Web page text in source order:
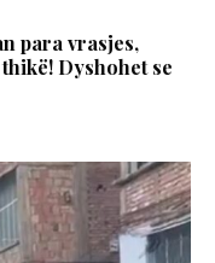
para vrasjes,
Dyshohet se